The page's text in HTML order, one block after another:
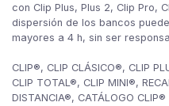
con Clip Plus, Plus 2, Clip Pro,
dispersión de los bancos
mayores a 4 h, sin ser
CLIP®, CLIP CLÁSICO®, CLIP
CLIP TOTAL®, CLIP MINI®,
DISTANCIA®, CATÁLOGO